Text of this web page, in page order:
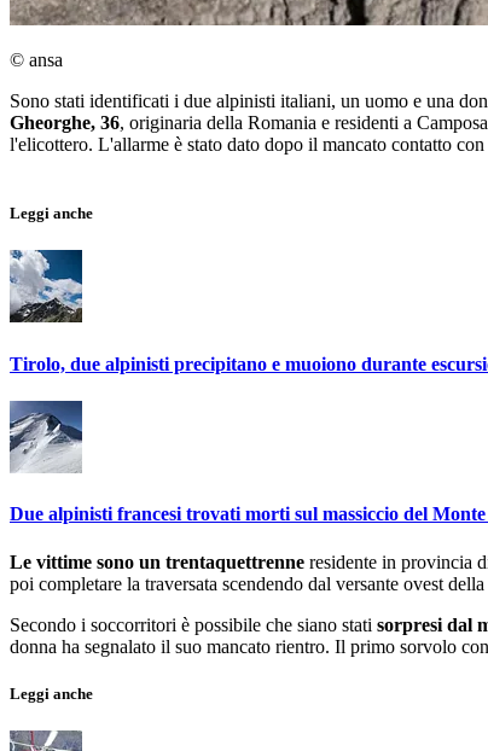
© ansa
Sono stati identificati i due alpinisti italiani, un uomo e una
Gheorghe, 36, originaria della Romania e residenti a
l'elicottero. L'allarme è stato dato dopo il mancato contatto
Leggi anche
Tirolo, due alpinisti precipitano e muoiono durante
Due alpinisti francesi trovati morti sul massiccio del
Le vittime sono un trentaquettrenne residente in provincia
poi completare la traversata scendendo dal versante ovest
Secondo i soccorritori è possibile che siano stati sorpresi dal
donna ha segnalato il suo mancato rientro. Il primo sorvolo
Leggi anche